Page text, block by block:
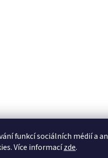
funkcí sociálních médií a
Více informacízde.